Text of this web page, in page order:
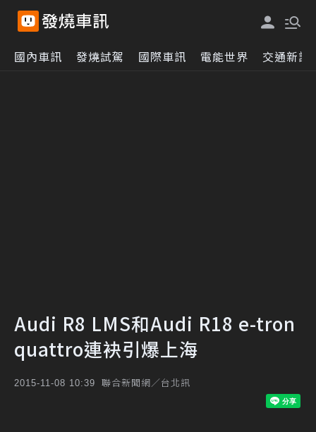
國內車訊 發燒試駕 國際車訊 電能世界 交通新訊
Audi R8 LMS和Audi R18 e-tron
quattro連袂引爆上海
2015-11-08 10:39 聯合新聞網／台北訊